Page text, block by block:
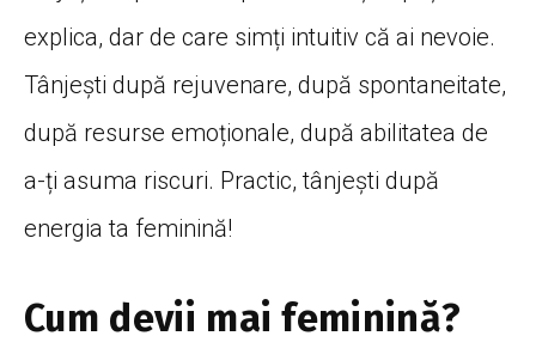
explica, dar de care simți intuitiv că ai nevoie.
Tânjești după rejuvenare, după spontaneitate,
după resurse emoționale, după abilitatea de
a-ți asuma riscuri. Practic,tânjești după
energiata feminină!
Cum devii mai feminină?